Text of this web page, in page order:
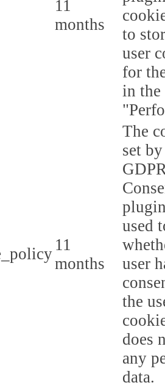
11
months
to
user
for
in the
11
months
The
set
used
user
the
does
any
data.